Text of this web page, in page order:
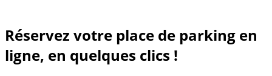
Réservez votre place de parking en
ligne, en quelques clics !